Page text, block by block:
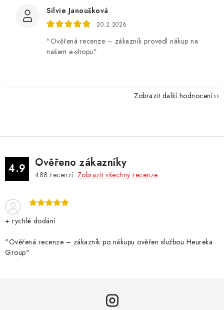
Silvie Janoušková
20.2.2026
"Ověřená recenze – zákazník provedl nákup na
našem e-shopu"
Zobrazit další hodnocení
4.9 Ověřeno zákazníky
488 recenzí. Zobrazit všechny recenze
+ rychlé dodání
"Ověřená recenze – zákazník po nákupu ověřen službou Heureka
Group"